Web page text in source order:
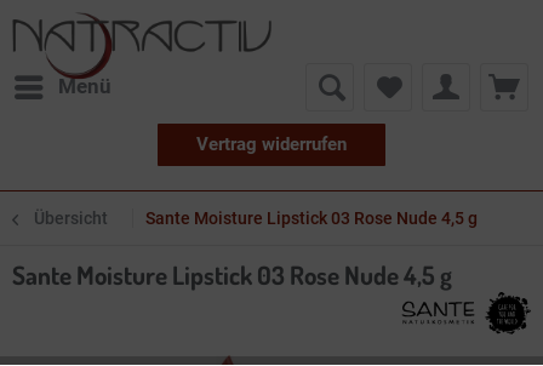
Menü
Vertrag widerrufen
Übersicht Sante Moisture Lipstick 03 Rose Nude 4,5 g
Sante Moisture Lipstick 03 Rose Nude 4,5 g